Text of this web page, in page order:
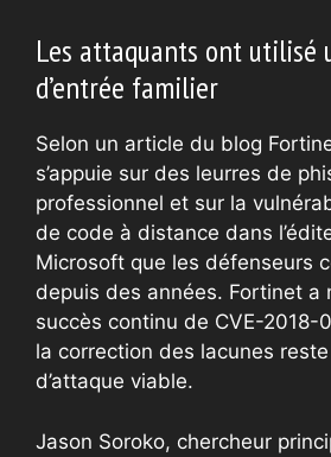
Les attaquants ont utilisé
d’entrée familier
Selon un article du blog
s’appuie sur des leurres de
professionnel et sur la
de code à distance dans
Microsoft que les défenseurs
depuis des années. Fortinet a
succès continu de CVE-2018-
la correction des lacunes
d’attaque viable.
Jason Soroko, chercheur